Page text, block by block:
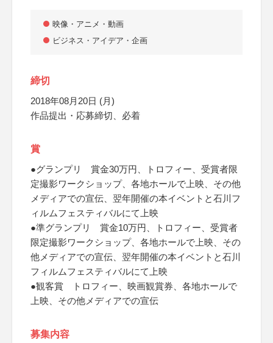
映像・アニメ・動画
ビジネス・アイデア・企画
締切
2018年08月20日 (月)
作品提出・応募締切、必着
賞
●グランプリ 賞金30万円、トロフィー、受賞者限
定撮影ワークショップ、各地ホールで上映、その他
メディアでの宣伝、翌年開催の本イベントと石川フ
ィルムフェスティバルにて上映
●準グランプリ 賞金10万円、トロフィー、受賞者
限定撮影ワークショップ、各地ホールで上映、その
他メディアでの宣伝、翌年開催の本イベントと石川
フィルムフェスティバルにて上映
●観客賞 トロフィー、映画観賞券、各地ホールで
上映、その他メディアでの宣伝
募集内容